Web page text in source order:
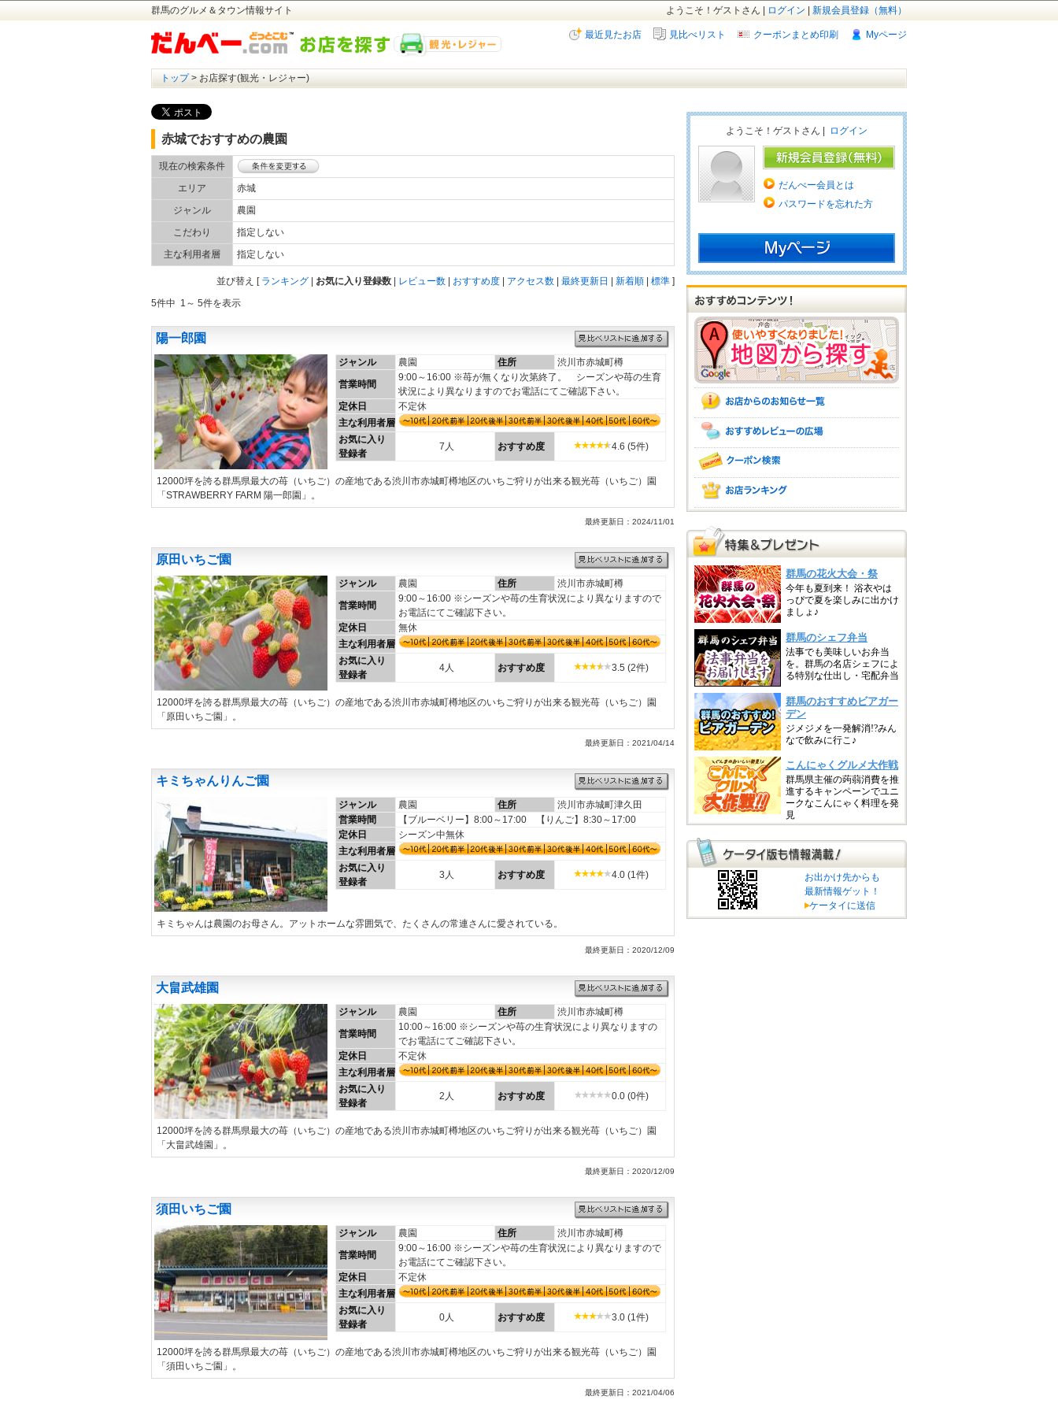
群馬のグルメ＆タウン情報サイト 新規会員登録（無料）
ログイン
ようこそ！ゲストさん |
Myページ
クーポンまとめ印刷
見比べリスト
最近見たお店
トップ> お店探す(観光・レジャー)
赤城でおすすめの農園
現在の検索条件
エリア
赤城
ジャンル
農園
こだわり
指定しない
主な利用者層
指定しない
]
標準
新着順
最終更新日
アクセス数
おすすめ度
レビュー数
お気に入り登録数
ランキング
[
並び替え
5件中 1～ 5件を表示
陽一郎園
ジャンル 農園 住所
渋川市赤城町樽
営業時間
9:00～16:00 ※苺が無くなり次第終了。 シーズンや苺の生育
状況により異なりますのでお電話にてご確認下さい。
定休日
不定休
主な利用者層
お気に入り
登録者
7人 おすすめ度 4.6 (5件)
12000坪を誇る群馬県最大の苺（いちご）の産地である渋川市赤城町樽地区のいちご狩りが出来る観光苺（いちご）園
「STRAWBERRY FARM 陽一郎園」。
最終更新日：2024/11/01
原田いちご園
ジャンル 農園 住所
渋川市赤城町樽
営業時間
9:00～16:00 ※シーズンや苺の生育状況により異なりますので
お電話にてご確認下さい。
定休日
無休
主な利用者層
お気に入り
登録者
4人 おすすめ度 3.5 (2件)
12000坪を誇る群馬県最大の苺（いちご）の産地である渋川市赤城町樽地区のいちご狩りが出来る観光苺（いちご）園
「原田いちご園」。
最終更新日：2021/04/14
キミちゃんりんご園
ジャンル 農園 住所
渋川市赤城町津久田
営業時間
【ブルーベリー】8:00～17:00 【りんご】8:30～17:00
定休日
シーズン中無休
主な利用者層
お気に入り
登録者
3人 おすすめ度 4.0 (1件)
キミちゃんは農園のお母さん。アットホームな雰囲気で、たくさんの常連さんに愛されている。
最終更新日：2020/12/09
大畠武雄園
ジャンル 農園 住所
渋川市赤城町樽
営業時間
10:00～16:00 ※シーズンや苺の生育状況により異なりますの
でお電話にてご確認下さい。
定休日
不定休
主な利用者層
お気に入り
登録者
2人 おすすめ度 0.0 (0件)
12000坪を誇る群馬県最大の苺（いちご）の産地である渋川市赤城町樽地区のいちご狩りが出来る観光苺（いちご）園
「大畠武雄園」。
最終更新日：2020/12/09
須田いちご園
ジャンル 農園 住所
渋川市赤城町樽
営業時間
9:00～16:00 ※シーズンや苺の生育状況により異なりますので
お電話にてご確認下さい。
定休日
不定休
主な利用者層
お気に入り
登録者
0人 おすすめ度 3.0 (1件)
12000坪を誇る群馬県最大の苺（いちご）の産地である渋川市赤城町樽地区のいちご狩りが出来る観光苺（いちご）園
「須田いちご園」。
最終更新日：2021/04/06
ようこそ！ゲストさん | ログイン
だんべー会員とは
パスワードを忘れた方
お出かけ先からも
最新情報ゲット！
ケータイに送信